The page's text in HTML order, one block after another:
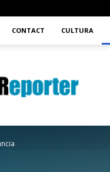
CONTACT CULTURA